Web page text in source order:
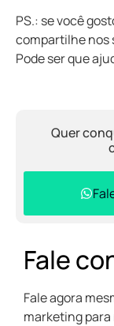
PS.: se você
compartilhe nos
Pode ser que
Quer
Fale
Fale agora
marketing